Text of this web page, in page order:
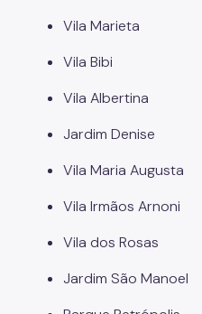
Vila Marieta
Vila Bibi
Vila Albertina
Jardim Denise
Vila Maria Augusta
Vila Irmãos Arnoni
Vila dos Rosas
Jardim São Manoel